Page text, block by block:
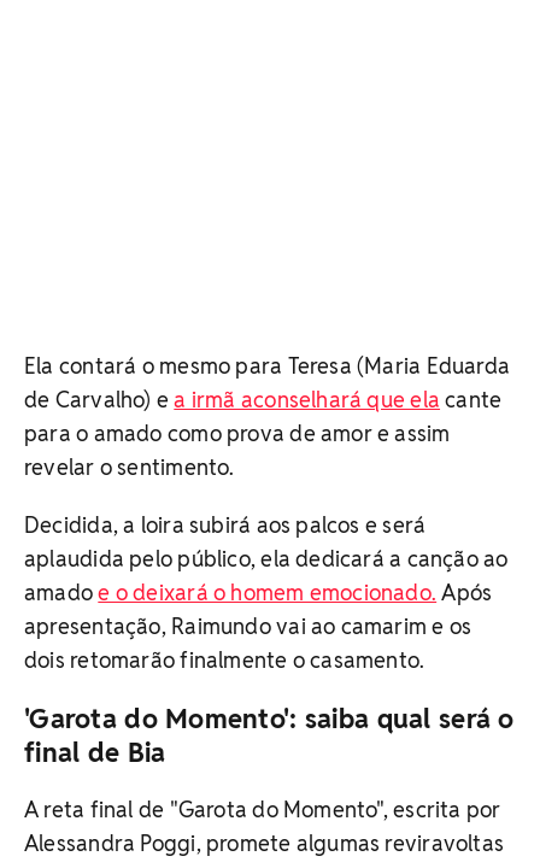
Ela contará o mesmo para Teresa (Maria Eduarda
de Carvalho) ea irmã aconselhará que ela cante
para o amado como prova de amor e assim
revelar o sentimento.
Decidida, a loira subirá aos palcos e será
aplaudida pelo público, ela dedicará a canção ao
amadoe o deixará o homem emocionado. Após
apresentação, Raimundo vai ao camarim e os
dois retomarão finalmente o casamento.
'Garota do Momento': saiba qual será o
final de Bia
A reta final de "Garota do Momento", escrita por
Alessandra Poggi, promete algumas reviravoltas